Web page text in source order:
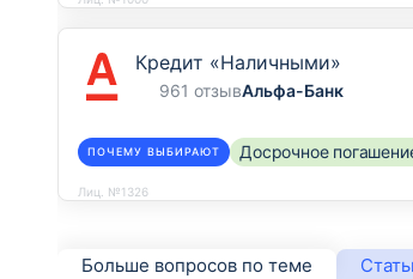
Кредит «Наличными»
961 отзывАльфа-Банк
ПОЧЕМУ ВЫБИРАЮТ Досрочное
Лиц. №1326
Больше вопросов по теме